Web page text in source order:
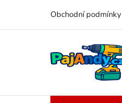
obsah
Obchodní podmínky